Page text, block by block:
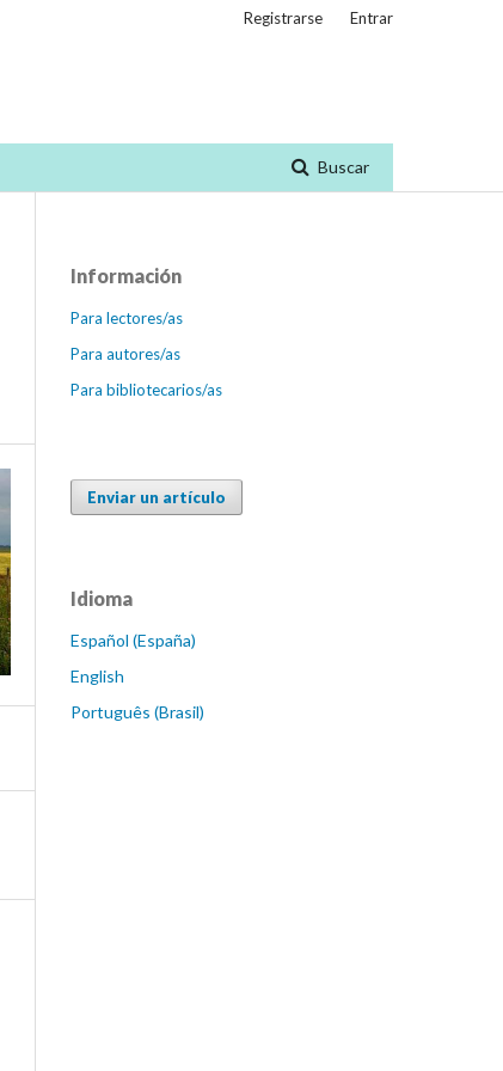
Buscar
Registrarse Entrar
Información
Para lectores/as
Para autores/as
Para bibliotecarios/as
Enviar un artículo
Idioma
Español (España)
English
Português (Brasil)